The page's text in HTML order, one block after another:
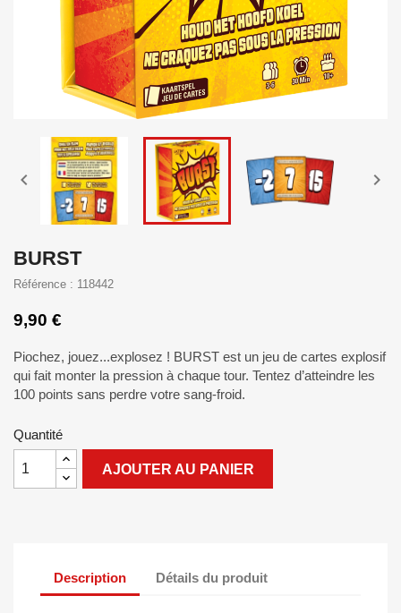
 
BURST
Référence : 118442
9,90 €
Piochez, jouez...explosez ! BURST est un jeu de cartes explosif
qui fait monter la pression à chaque tour. Tentez d’atteindre les
100 points sans perdre votre sang-froid.
Quantité
AJOUTER AU PANIER
Description Détails du produit